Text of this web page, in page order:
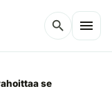
search menu
se